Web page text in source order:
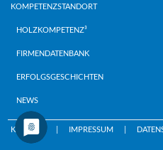
KOMPETENZSTANDORT
HOLZKOMPETENZ³
FIRMENDATENBANK
ERFOLGSGESCHICHTEN
NEWS
KONTAKT IMPRESSUM